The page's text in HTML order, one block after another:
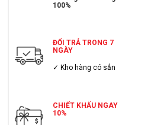
100%
ĐỔI TRẢ TRONG 7
NGÀY
✓ Kho hàng có sẳn
CHIẾT KHẤU NGAY
10%